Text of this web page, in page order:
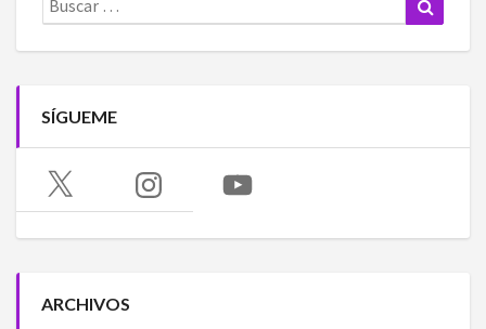
SÍGUEME
X Instagram YouTube
ARCHIVOS